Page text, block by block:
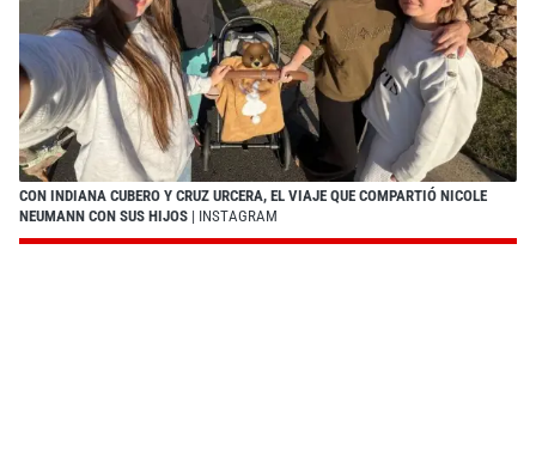
CON INDIANA CUBERO Y CRUZ URCERA, EL VIAJE QUE COMPARTIÓ NICOLE
NEUMANN CON SUS HIJOS | INSTAGRAM